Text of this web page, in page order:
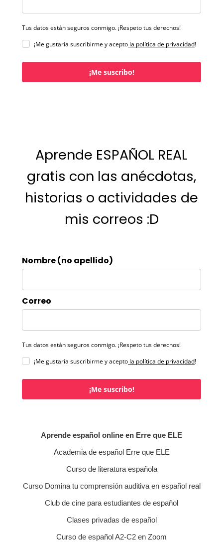
Tus datos están seguros conmigo. ¡Respeto tus derechos!
¡Me gustaría suscribirme y acepto la política de privacidad!
¡Me suscribo!
Aprende ESPAÑOL REAL
gratis con las anécdotas,
historias o actividades de
mis correos :D
Nombre (no apellido)
Correo
Tus datos están seguros conmigo. ¡Respeto tus derechos!
¡Me gustaría suscribirme y acepto la política de privacidad!
¡Me suscribo!
Aprende español online en Erre que ELE
Academia de español Erre que ELE
Curso de literatura española
Curso Domina tu comprensión auditiva en español real
Club de cine para estudiantes de español
Clases privadas de español
Curso de español A2-C2 en Zoom